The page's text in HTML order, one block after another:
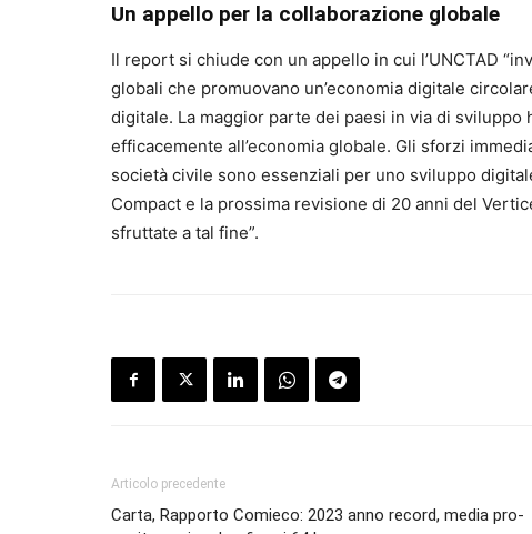
Un appello per la collaborazione globale
Il report si chiude con un appello in cui l’UNCTAD
globali che promuovano un’economia digitale
digitale. La maggior parte dei paesi in via di
efficacemente all’economia globale. Gli sforzi
società civile sono essenziali per uno sviluppo
Compact e la prossima revisione di 20 anni del
sfruttate a tal fine”.
Articolo precedente
Carta, Rapporto Comieco: 2023 anno record, media pro-